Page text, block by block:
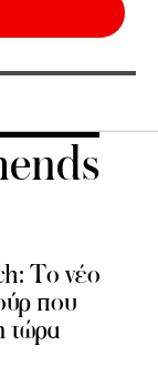
Το νέο
που
τώρα